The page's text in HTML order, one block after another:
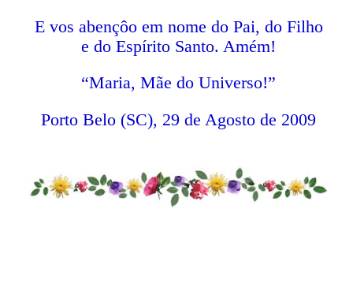
E vos abençôo em nome do Pai, do Filho
e do Espírito Santo. Amém!
“Maria, Mãe do Universo!”
Porto Belo (SC), 29 de Agosto de 2009